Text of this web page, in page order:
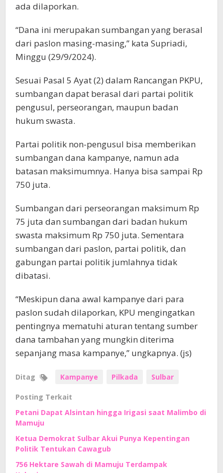
ada dilaporkan.
“Dana ini merupakan sumbangan yang berasal
dari paslon masing-masing,” kata Supriadi,
Minggu (29/9/2024).
Sesuai Pasal 5 Ayat (2) dalam Rancangan PKPU,
sumbangan dapat berasal dari partai politik
pengusul, perseorangan, maupun badan
hukum swasta.
Partai politik non-pengusul bisa memberikan
sumbangan dana kampanye, namun ada
batasan maksimumnya. Hanya bisa sampai Rp
750 juta.
Sumbangan dari perseorangan maksimum Rp
75 juta dan sumbangan dari badan hukum
swasta maksimum Rp 750 juta. Sementara
sumbangan dari paslon, partai politik, dan
gabungan partai politik jumlahnya tidak
dibatasi.
“Meskipun dana awal kampanye dari para
paslon sudah dilaporkan, KPU mengingatkan
pentingnya mematuhi aturan tentang sumber
dana tambahan yang mungkin diterima
sepanjang masa kampanye,” ungkapnya. (js)
Ditag Kampanye Pilkada Sulbar
Posting Terkait
Petani Dapat Alsintan hingga Irigasi saat Malimbo di
Mamuju
Ketua Demokrat Sulbar Akui Punya Kepentingan
Politik Tentukan Cawagub
756 Hektare Sawah di Mamuju Terdampak